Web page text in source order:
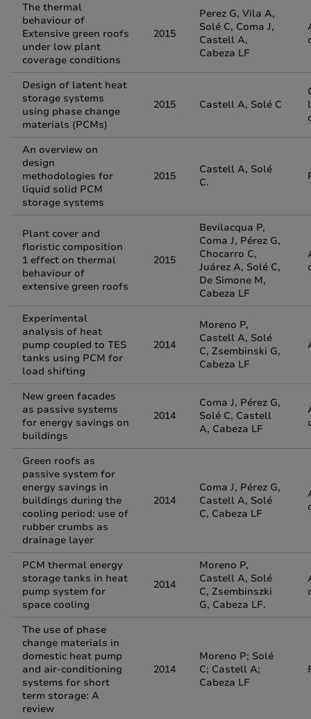
The thermal
behaviour of
Extensive green roofs
under low plant
coverage conditions
2015
Perez G, Vila A,
Solé C, Coma J,
Castell A,
Cabeza LF
Design of latent heat
storage systems
using phase change
materials (PCMs)
2015 Castell A, Solé C
An overview on
design
methodologies for
liquid solid PCM
storage systems
2015
Castell A, Solé
C.
Plant cover and
floristic composition
1 effect on thermal
behaviour of
extensive green roofs
2015
Bevilacqua P,
Coma J, Pérez G,
Chocarro C,
Juárez A, Solé C,
De Simone M,
Cabeza LF
Experimental
analysis of heat
pump coupled to TES
tanks using PCM for
load shifting
2014
Moreno P,
Castell A, Solé
C, Zsembinski G,
Cabeza LF
New green facades
as passive systems
for energy savings on
buildings
2014
Coma J, Pérez G,
Solé C, Castell
A, Cabeza LF
Green roofs as
passive system for
energy savings in
buildings during the
cooling period: use of
rubber crumbs as
drainage layer
2014
Coma J, Pérez G,
Castell A, Solé
C, Cabeza LF
PCM thermal energy
storage tanks in heat
pump system for
space cooling
2014
Moreno P,
Castell A, Solé
C, Zsembinszki
G, Cabeza LF.
The use of phase
change materials in
domestic heat pump
and air-conditioning
systems for short
term storage: A
review
2014
Moreno P; Solé
C; Castell A;
Cabeza LF